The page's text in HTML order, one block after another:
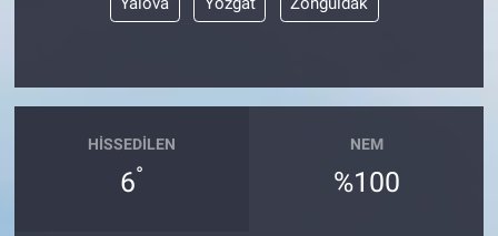
HISSEDILEN
6°
NEM
%100